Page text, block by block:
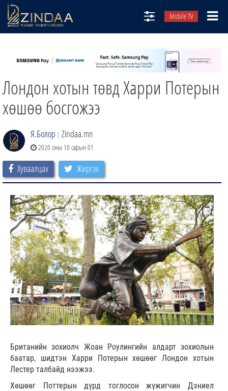
Mobile TV
ТВ8
ӨГЛӨӨНИЙ СОНИН
АУДИО ЗОХИОЛ
Лондон хотын төвд Харри Потерын
хөшөө босгожээ
Я.Болор | Zindaa.mn
2020 оны 10 сарын 01
Хуваалцах Жиргэх
Британийн зохиолч Жоан Роулингийн алдарт зохиолын
баатар, шидтэн Харри Потерын хөшөөг Лондон хотын
Лестер талбайд нээжээ.
Хөшөөг Поттерын дүрд тоглосон жүжигчин Дэниел